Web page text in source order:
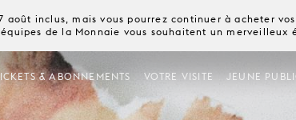
août inclus, mais vous pourrez continuer à acheter
équipes de la Monnaie vous souhaitent un merveilleux
& ABONNEMENTS VOTRE VISITE JEUNE